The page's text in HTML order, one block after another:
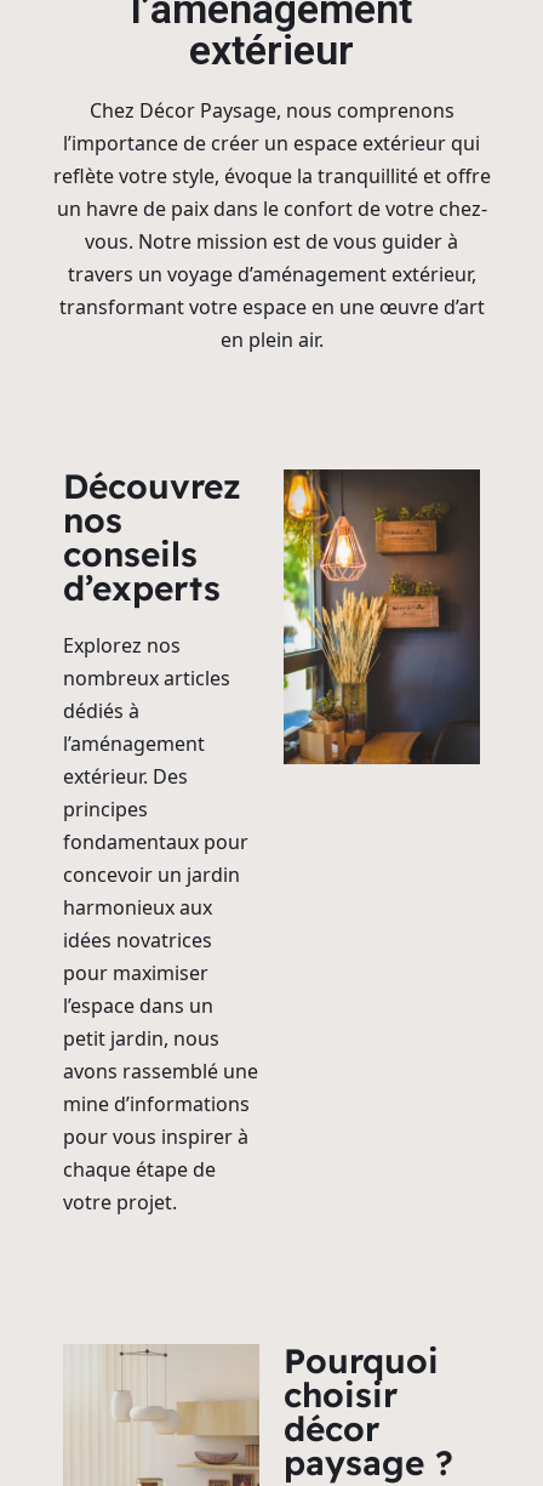
extérieur
Chez Décor Paysage, nous comprenons
l’importance de créer un espace extérieur qui
reflète votre style, évoque la tranquillité et offre
un havre de paix dans le confort de votre chez-
vous. Notre mission est de vous guider à
travers un voyage d’aménagement extérieur,
transformant votre espace en une œuvre d’art
en plein air.
Découvrez
nos
conseils
d’experts
Explorez nos
nombreux articles
dédiés à
l’aménagement
extérieur. Des
principes
fondamentaux pour
concevoir un jardin
harmonieux aux
idées novatrices
pour maximiser
l’espace dans un
petit jardin, nous
avons rassemblé une
mine d’informations
pour vous inspirer à
chaque étape de
votre projet.
Pourquoi
choisir
décor
paysage ?